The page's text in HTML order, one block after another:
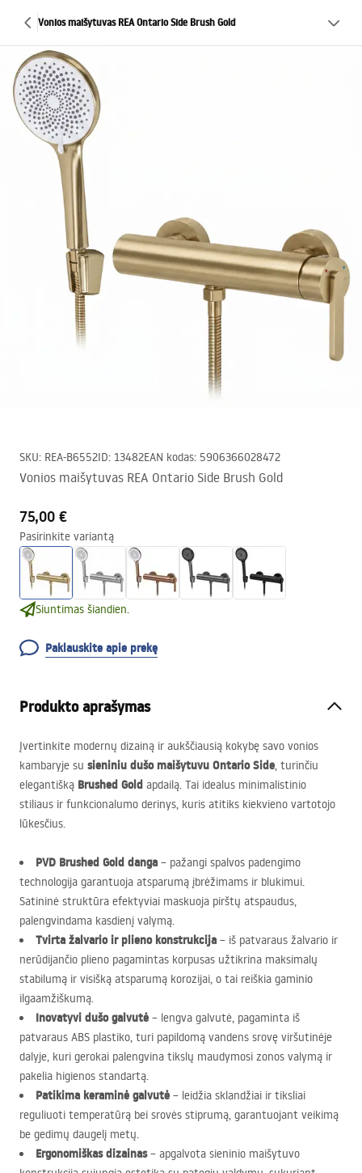
Vonios maišytuvas REA Ontario Side Brush Gold
SKU: REA-B6552ID: 13482EAN kodas: 5906366028472
Vonios maišytuvas REA Ontario Side Brush Gold
75,00 €
Pasirinkite variantą
Siuntimas šiandien.
Paklauskite apie prekę
Produkto aprašymas
Įvertinkite modernų dizainą ir aukščiausią kokybę savo vonios
kambaryje su sieniniu dušo maišytuvu Ontario Side, turinčiu
elegantišką Brushed Gold apdailą. Tai idealus minimalistinio
stiliaus ir funkcionalumo derinys, kuris atitiks kiekvieno vartotojo
lūkesčius.
PVD Brushed Gold danga – pažangi spalvos padengimo
technologija garantuoja atsparumą įbrėžimams ir blukimui.
Satininė struktūra efektyviai maskuoja pirštų atspaudus,
palengvindama kasdienį valymą.
Tvirta žalvario ir plieno konstrukcija – iš patvaraus žalvario ir
nerūdijančio plieno pagamintas korpusas užtikrina maksimalų
stabilumą ir visišką atsparumą korozijai, o tai reiškia gaminio
ilgaamžiškumą.
Inovatyvi dušo galvutė – lengva galvutė, pagaminta iš
patvaraus ABS plastiko, turi papildomą vandens srovę viršutinėje
dalyje, kuri gerokai palengvina tikslų maudymosi zonos valymą ir
pakelia higienos standartą.
Patikima keraminė galvutė – leidžia sklandžiai ir tiksliai
reguliuoti temperatūrą bei srovės stiprumą, garantuojant veikimą
be gedimų daugelį metų.
Ergonomiškas dizainas– apgalvota sieninio maišytuvo